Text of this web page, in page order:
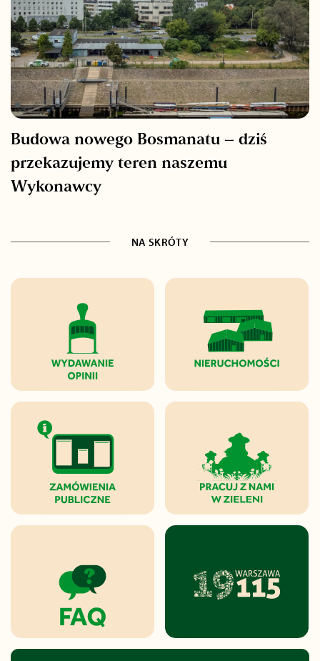
Budowa nowego Bosmanatu – dziś
przekazujemy teren naszemu
Wykonawcy
NA SKRÓTY